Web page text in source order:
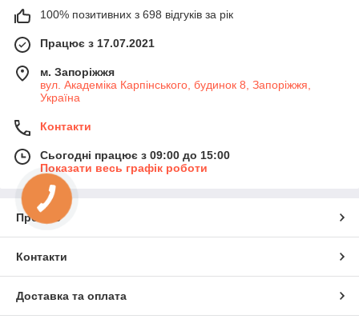
100% позитивних з 698 відгуків за рік
Працює з 17.07.2021
м. Запоріжжя
вул. Академіка Карпінського, будинок 8, Запоріжжя,
Україна
Контакти
Сьогодні працює з 09:00 до 15:00
Показати весь графік роботи
Про нас
Контакти
Доставка та оплата